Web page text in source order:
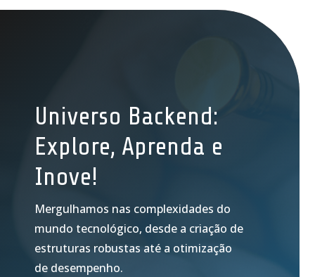
Universo Backend:
Explore, Aprenda e
Inove!
Mergulhamos nas complexidades do
mundo tecnológico, desde a criação de
estruturas robustas até a otimização
de desempenho.